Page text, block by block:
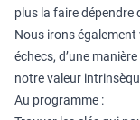
plus la faire dépendre
Nous irons
échecs, d’une
notre valeur
Au programme :